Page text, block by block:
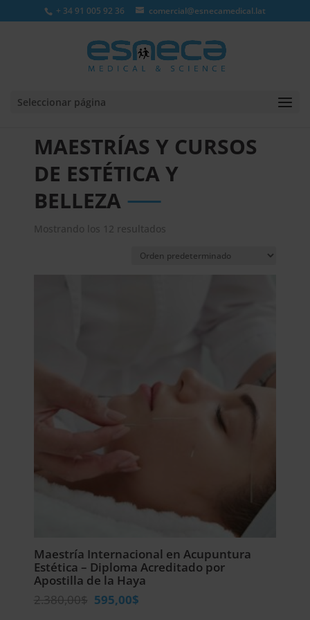
+ 34 91 005 92 36 comercial@esnecamedical.lat
Seleccionar página
MAESTRÍAS Y CURSOS
DE ESTÉTICA Y
BELLEZA
Mostrando los 12 resultados
Maestría Internacional en Acupuntura
Estética – Diploma Acreditado por
Apostilla de la Haya
2.380,00$ El
595,00$El